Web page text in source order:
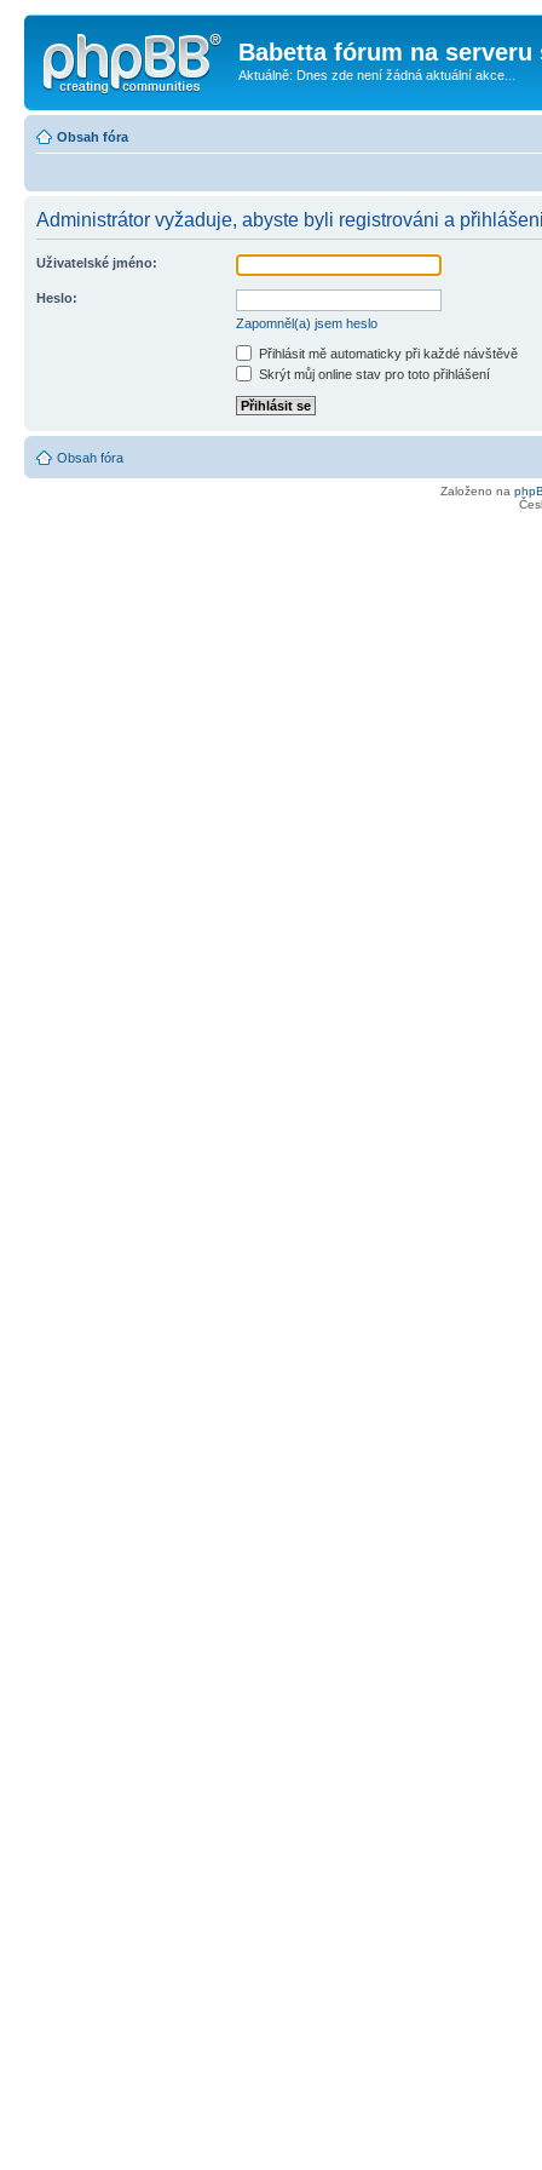
Babetta fórum na serveru
Aktuálně: Dnes zde není žádná aktuální akce...
Obsah fóra
Administrátor vyžaduje, abyste byli registrováni a
Uživatelské jméno:
Heslo:
Zapomněl(a) jsem heslo
Přihlásit mě automaticky při každé návštěvě
Skrýt můj online stav pro toto přihlášení
Obsah fóra
Založeno na